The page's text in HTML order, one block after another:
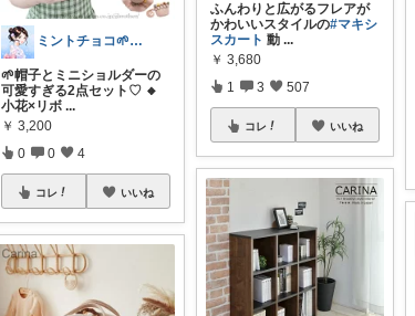
ミントチョコ🌱いつもありがとう
🌱帽子とミニショルダーの
可愛すぎる2点セット♡ 🔸
小花×リボ ...
￥ 3,200
0 0 4
コレ いいね
ふんわりと広がるフレアが
かわいいスタイルの#マキシ
スカート 動 ...
￥ 3,680
1 3 507
コレ いいね